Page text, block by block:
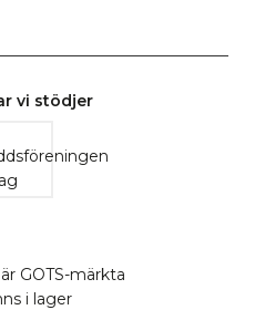
vi stödjer
GOTS-märkta
i lager